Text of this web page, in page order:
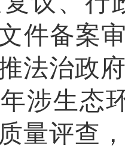
件备案
法治政
涉生态
量评查